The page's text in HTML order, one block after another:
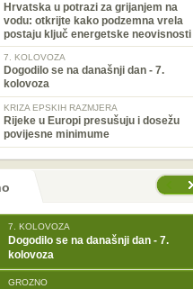
Hrvatska u potrazi za grijanjem na
vodu: otkrijte kako podzemna vrela
postaju ključ energetske neovisnosti
7. KOLOVOZA
Dogodilo se na današnji dan - 7.
kolovoza
KRIZA EPSKIH RAZMJERA
Rijeke u Europi presušuju i dosežu
povijesne minimume
7. KOLOVOZA
Dogodilo se na današnji dan - 7.
kolovoza
GROZNO